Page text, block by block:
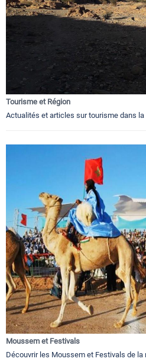
Tourisme et Région
Actualités et articles sur tourisme dans la
Moussem et Festivals
Découvrir les Moussem et Festivals de la